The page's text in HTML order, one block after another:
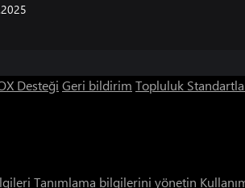
Desteği Geri bildirim Topluluk
Tanımlama bilgilerini yönetin